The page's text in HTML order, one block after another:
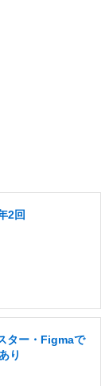
2回
ター・Figmaで
り